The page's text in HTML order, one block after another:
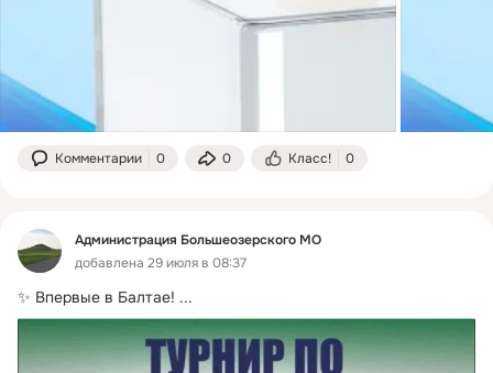
Комментарии 0 0 Класс! 0
Администрация Большеозерского МО
добавлена 29 июля в 08:37
✨ Впервые в Балтае! ...